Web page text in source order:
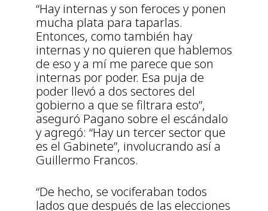
“Hay internas y son feroces y ponen
mucha plata para taparlas.
Entonces, como también hay
internas y no quieren que hablemos
de eso y a mí me parece que son
internas por poder. Esa puja de
poder llevó a dos sectores del
gobierno a que se filtrara esto”,
aseguró Pagano sobre el escándalo
y agregó: “Hay un tercer sector que
es el Gabinete”, involucrando así a
Guillermo Francos.
“De hecho, se vociferaban todos
lados que después de las elecciones